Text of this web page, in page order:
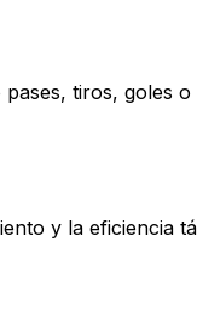
tiros, goles o
y la eficiencia